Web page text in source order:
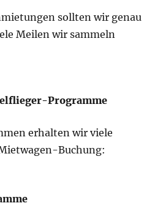
sollten wir genau
Meilen wir sammeln
Programme
erhalten wir viele
Buchung: